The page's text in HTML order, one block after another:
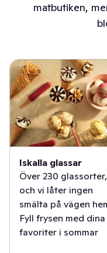
matbutiken,
Iskalla glassar
Över 230 glassorter,
och vi låter ingen
smälta på vägen
Fyll frysen med dina
favoriter i sommar